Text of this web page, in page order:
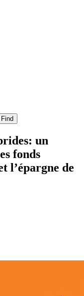
Find
un
fonds
l’épargne de